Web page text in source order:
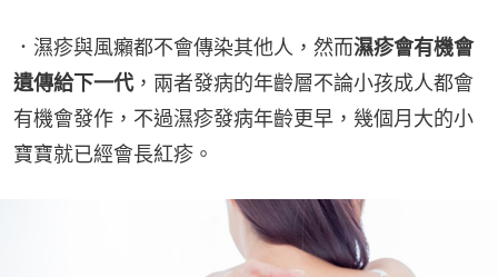
．濕疹與風癩都不會傳染其他人，然而濕疹會有機會
遺傳給下一代，兩者發病的年齡層不論小孩成人都會
有機會發作，不過濕疹發病年齡更早，幾個月大的小
寶寶就已經會長紅疹。